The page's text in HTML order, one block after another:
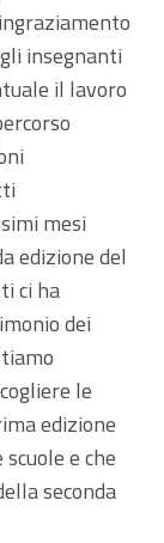
insegnanti
il lavoro
mesi
edizione del
ci ha
dei
le
edizione
e che
seconda